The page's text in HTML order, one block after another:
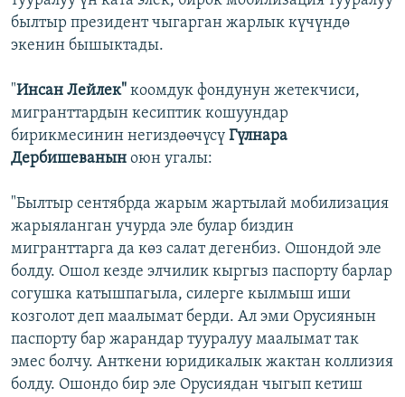
былтыр президент чыгарган жарлык күчүндө
экенин бышыктады.
"Инсан Лейлек" коомдук фондунун жетекчиси,
мигранттардын кесиптик кошуундар
бирикмесинин негиздөөчүсү Гүлнара
Дербишеванын оюн угалы:
"Былтыр сентябрда жарым жартылай мобилизация
жарыяланган учурда эле булар биздин
мигранттарга да көз салат дегенбиз. Ошондой эле
болду. Ошол кезде элчилик кыргыз паспорту барлар
согушка катышпагыла, силерге кылмыш иши
козголот деп маалымат берди. Ал эми Орусиянын
паспорту бар жарандар тууралуу маалымат так
эмес болчу. Анткени юридикалык жактан коллизия
болду. Ошондо бир эле Орусиядан чыгып кетиш